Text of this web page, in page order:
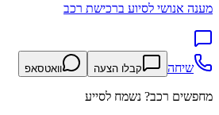
מענה אנושי לסיוע ברכישת רכב
שיחה קבלו הצעה וואטסאפ
מחפשים רכב? נשמח לסייע